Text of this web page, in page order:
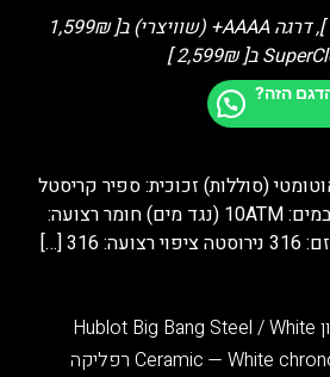
דרגה AAA+ ב[ 899₪ ], דרגה AAAA+ (שוויצרי) ב[ 1,599₪
הזה?
(סוללות) זכוכית: ספיר קריסטל
(נגד שריטות) עמידות במים: 10ATM (נגד מים) חומר רצועה:
[…]
שעון Hublot Big Bang Steel / White
Ceramic — White chronograph, White rubber רפליקה